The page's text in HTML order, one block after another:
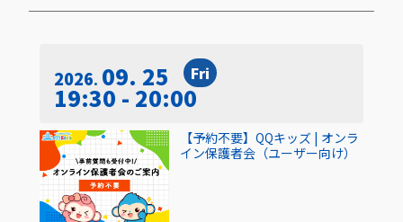
2026 09. 25 Fri
19:30 - 20:00
【予約不要】QQキッズ | オンラ
イン保護者会（ユーザー向け）